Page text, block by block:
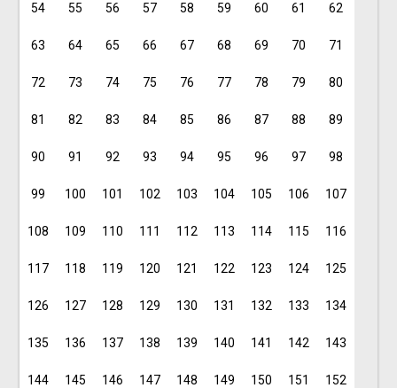
54 55 56 57 58 59 60 61 62
63 64 65 66 67 68 69 70 71
72 73 74 75 76 77 78 79 80
81 82 83 84 85 86 87 88 89
90 91 92 93 94 95 96 97 98
99 100 101 102 103 104 105 106 107
108 109 110 111 112 113 114 115 116
117 118 119 120 121 122 123 124 125
126 127 128 129 130 131 132 133 134
135 136 137 138 139 140 141 142 143
144 145 146 147 148 149 150 151 152